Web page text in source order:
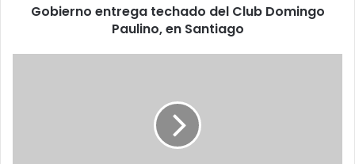
Gobierno entrega techado del Club Domingo
Paulino, en Santiago